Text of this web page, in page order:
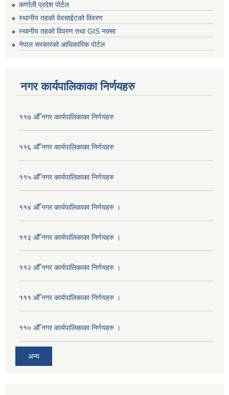
कर्णाली प्रदेश पोर्टल
स्थानीय तहको वेवसाईटको विवरण
स्थानीय तहको विवरण तथा GIS नक्सा
नेपाल सरकारको आधिकारिक पोर्टल
नगर कार्यपालिकाका निर्णयहरु
११७ औँ नगर कार्यपालिकाका निर्णयहरु
११६ औँ नगर कार्यपालिकाका निर्णयहरु
११५ औँ नगर कार्यपालिकाका निर्णयहरु
११४ औँ नगर कार्यपालिकाका निर्णयहरु ।
११३ औँ नगर कार्यपालिकाका निर्णयहरु ।
११२ औँ नगर कार्यपालिकाका निर्णयहरु ।
१११ औँ नगर कार्यपालिकाका निर्णयहरु ।
११० औँ नगर कार्यपालिकाका निर्णयहरु ।
अन्य